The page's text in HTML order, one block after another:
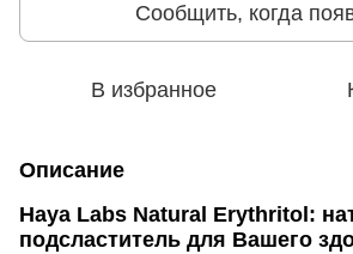
Сообщить, когда
В избранное
Описание
Haya Labs Natural Erythritol:
подсластитель для Вашего